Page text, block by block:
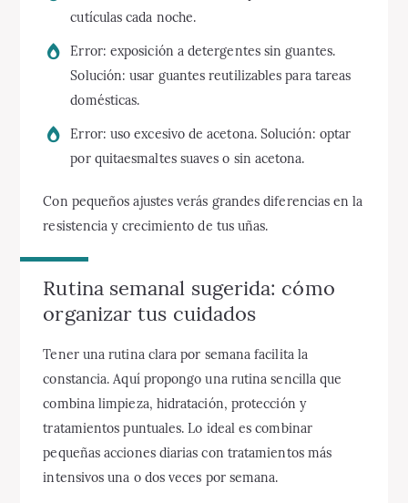
cutículas cada noche.
Error: exposición a detergentes sin guantes.
Solución: usar guantes reutilizables para tareas
domésticas.
Error: uso excesivo de acetona. Solución: optar
por quitaesmaltes suaves o sin acetona.
Con pequeños ajustes verás grandes diferencias en la
resistencia y crecimiento de tus uñas.
Rutina semanal sugerida: cómo
organizar tus cuidados
Tener una rutina clara por semana facilita la
constancia. Aquí propongo una rutina sencilla que
combina limpieza, hidratación, protección y
tratamientos puntuales. Lo ideal es combinar
pequeñas acciones diarias con tratamientos más
intensivos una o dos veces por semana.